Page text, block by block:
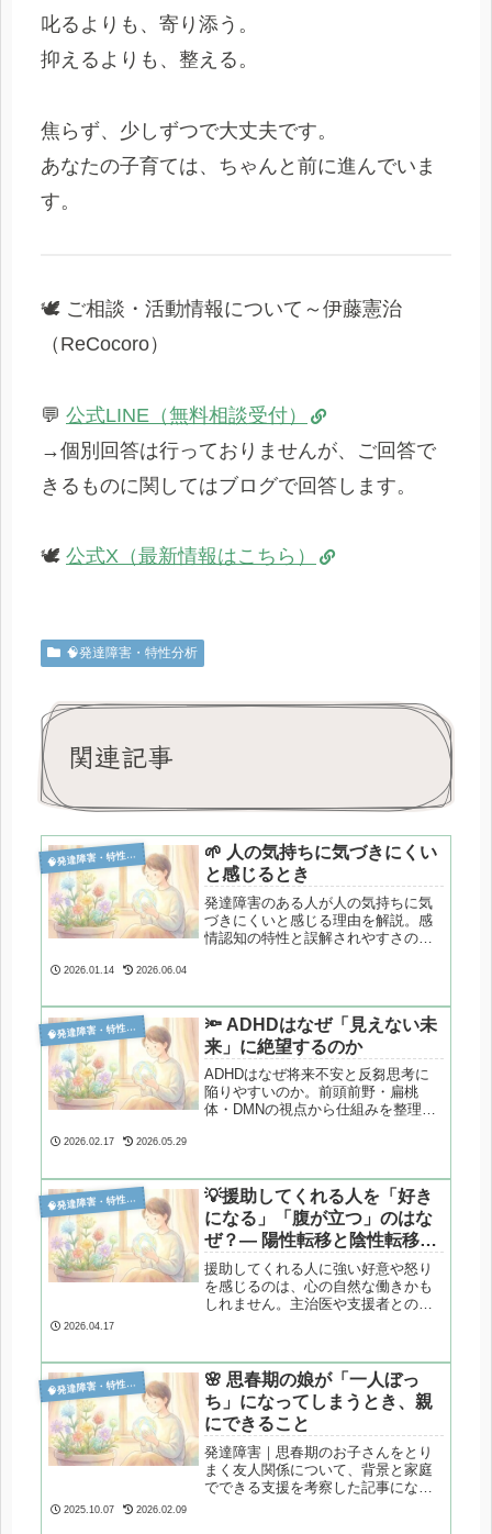
叱るよりも、寄り添う。
抑えるよりも、整える。
焦らず、少しずつで大丈夫です。
あなたの子育ては、ちゃんと前に進んでいま
す。
🕊️ ご相談・活動情報について～伊藤憲治
（ReCocoro）
💬 公式LINE（無料相談受付）
→個別回答は行っておりませんが、ご回答で
きるものに関してはブログで回答します。
🕊️ 公式X（最新情報はこちら）
🧠発達障害・特性分析
関連記事

発達障害・特性分析
🌱 人の気持ちに気づきにくい
と感じるとき
発達障害のある人が人の気持ちに気
づきにくいと感じる理由を解説。感
情認知の特性と誤解されやすさの背
2026.01.14 2026.06.04

発達障害・特性分析
🔦 ADHDはなぜ「見えない未
来」に絶望するのか
ADHDはなぜ将来不安と反芻思考に
陥りやすいのか。前頭前野・扁桃
体・DMNの視点から仕組みを整理
2026.02.17 2026.05.29

発達障害・特性分析
💡援助してくれる人を「好き
になる」「腹が立つ」のはな
ぜ？― 陽性転移と陰性転移と
いう心の働き
援助してくれる人に強い好意や怒り
を感じるのは、心の自然な働きかも
しれません。主治医や支援者との関
2026.04.17

発達障害・特性分析
🌸 思春期の娘が「一人ぼっ
ち」になってしまうとき、親
にできること
発達障害｜思春期のお子さんをとり
まく友人関係について、背景と家庭
でできる支援を考察した記事になり
2025.10.07 2026.02.09